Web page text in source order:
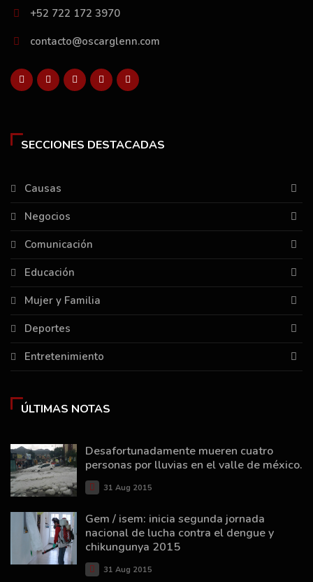
+52 722 172 3970
contacto@oscarglenn.com
SECCIONES DESTACADAS
Causas
Negocios
Comunicación
Educación
Mujer y Familia
Deportes
Entretenimiento
ÚLTIMAS NOTAS
Desafortunadamente mueren cuatro
personas por lluvias en el valle de méxico.
31 Aug 2015
Gem / isem: inicia segunda jornada
nacional de lucha contra el dengue y
chikungunya 2015
31 Aug 2015